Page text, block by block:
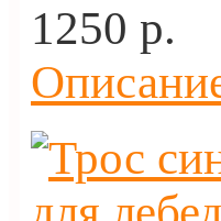
1250 p.